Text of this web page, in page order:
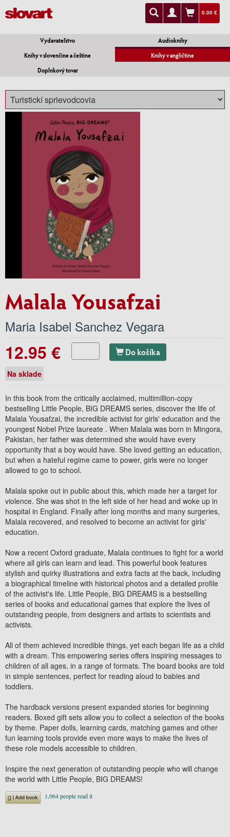
0.00 €
Vydavateľstvo
Audioknihy
Knihy v slovenčine a češtine
Knihy v angličtine
Doplnkový tovar
Malala Yousafzai
Maria Isabel Sanchez Vegara
12.95 € Do košíka
Na sklade
In this book from the critically acclaimed, multimillion-copy
bestselling Little People, BIG DREAMS series, discover the life of
Malala Yousafzai, the incredible activist for girls' education and the
youngest Nobel Prize laureate . When Malala was born in Mingora,
Pakistan, her father was determined she would have every
opportunity that a boy would have. She loved getting an education,
but when a hateful regime came to power, girls were no longer
allowed to go to school.
Malala spoke out in public about this, which made her a target for
violence. She was shot in the left side of her head and woke up in
hospital in England. Finally after long months and many surgeries,
Malala recovered, and resolved to become an activist for girls'
education.
Now a recent Oxford graduate, Malala continues to fight for a world
where all girls can learn and lead. This powerful book features
stylish and quirky illustrations and extra facts at the back, including
a biographical timeline with historical photos and a detailed profile
of the activist's life. Little People, BIG DREAMS is a bestselling
series of books and educational games that explore the lives of
outstanding people, from designers and artists to scientists and
activists.
All of them achieved incredible things, yet each began life as a child
with a dream. This empowering series offers inspiring messages to
children of all ages, in a range of formats. The board books are told
in simple sentences, perfect for reading aloud to babies and
toddlers.
The hardback versions present expanded stories for beginning
readers. Boxed gift sets allow you to collect a selection of the books
by theme. Paper dolls, learning cards, matching games and other
fun learning tools provide even more ways to make the lives of
these role models accessible to children.
Inspire the next generation of outstanding people who will change
the world with Little People, BIG DREAMS!